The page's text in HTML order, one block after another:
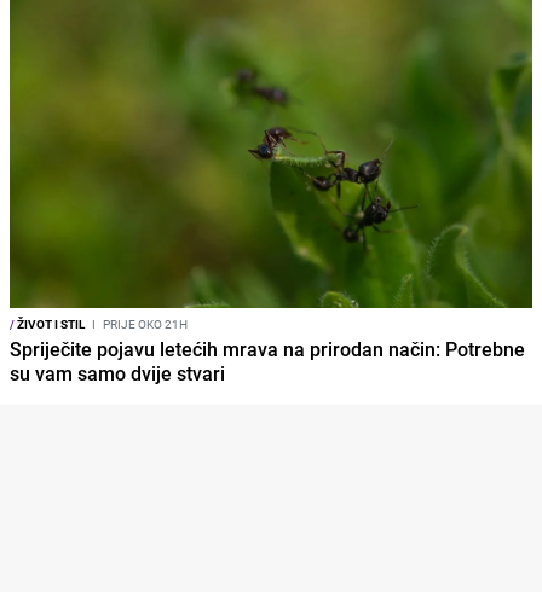
/ŽIVOT I STIL I PRIJE OKO 21H
Spriječite pojavu letećih mrava na prirodan način: Potrebne
su vam samo dvije stvari